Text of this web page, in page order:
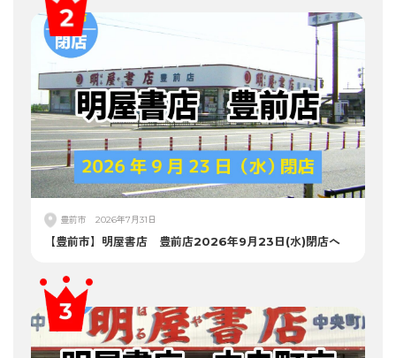
豊前市 2026年7月31日
【豊前市】明屋書店 豊前店2026年9月23日(水)閉店へ